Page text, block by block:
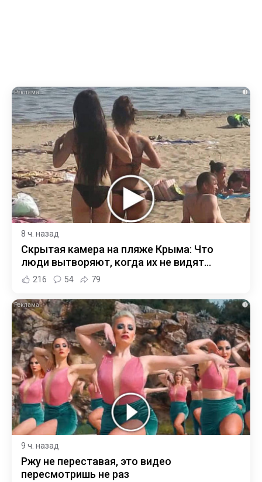
i
8 ч. назад
Скрытая камера на пляже Крыма: Что
люди вытворяют, когда их не видят...
216 54 79
i
9 ч. назад
Ржу не переставая, это видео
пересмотришь не раз